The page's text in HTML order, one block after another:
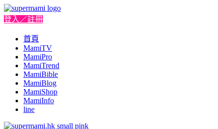
登入／註冊
首頁
MamiTV
MamiPro
MamiTrend
MamiBible
MamiBlog
MamiShop
MamiInfo
line